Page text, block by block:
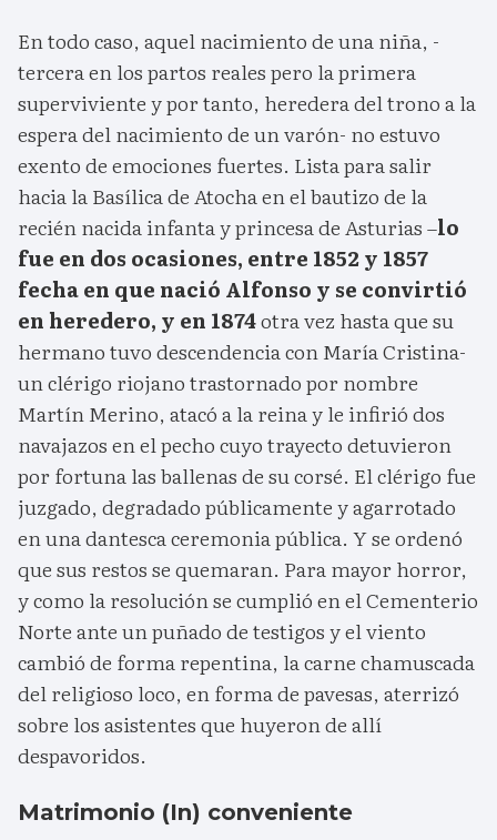
En todo caso, aquel nacimiento de una niña, -
tercera en los partos reales pero la primera
superviviente y por tanto, heredera del trono a la
espera del nacimiento de un varón- no estuvo
exento de emociones fuertes. Lista para salir
hacia la Basílica de Atocha en el bautizo de la
recién nacida infanta y princesa de Asturias –lo
fue en dos ocasiones, entre 1852 y 1857
fecha en que nació Alfonso y se convirtió
en heredero, y en 1874otra vez hasta que su
hermano tuvo descendencia con María Cristina-
un clérigo riojano trastornado por nombre
Martín Merino, atacó a la reina y le infirió dos
navajazos en el pecho cuyo trayecto detuvieron
por fortuna las ballenas de su corsé. El clérigo fue
juzgado, degradado públicamente y agarrotado
en una dantesca ceremonia pública. Y se ordenó
que sus restos se quemaran. Para mayor horror,
y como la resolución se cumplió en el Cementerio
Norte ante un puñado de testigos y el viento
cambió de forma repentina, la carne chamuscada
del religioso loco, en forma de pavesas, aterrizó
sobre los asistentes que huyeron de allí
despavoridos.
Matrimonio (In) conveniente